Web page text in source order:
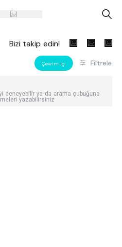
A
Bizi takip edin!
Çevrim Içi Filtrele
deneyebilir ya da arama çubuğuna
yazabilirsiniz